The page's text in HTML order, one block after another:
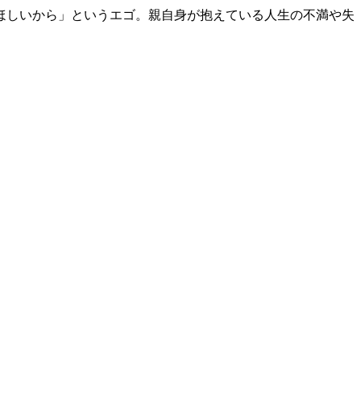
いから」というエゴ。親自身が抱えている人生の不満や失